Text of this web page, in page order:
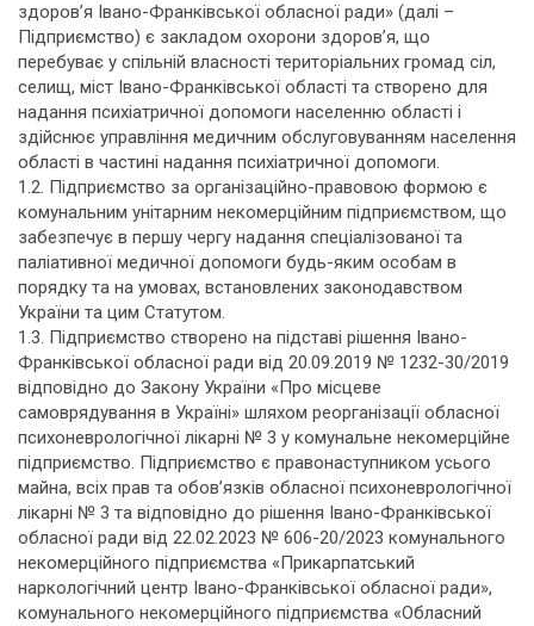
здоров’я Івано-Франківської обласної ради» (далі –
Підприємство) є закладом охорони здоров’я, що
перебуває у спільній власності територіальних громад сіл,
селищ, міст Івано-Франківської області та створено для
надання психіатричної допомоги населенню області і
здійснює управління медичним обслуговуванням населення
області в частині надання психіатричної допомоги.
1.2. Підприємство за організаційно-правовою формою є
комунальним унітарним некомерційним підприємством, що
забезпечує в першу чергу надання спеціалізованої та
паліативної медичної допомоги будь-яким особам в
порядку та на умовах, встановлених законодавством
України та цим Статутом.
1.3. Підприємство створено на підставі рішення Івано-
Франківської обласної ради від 20.09.2019 № 1232-30/2019
відповідно до Закону України «Про місцеве
самоврядування в Україні» шляхом реорганізації обласної
психоневрологічної лікарні № 3 у комунальне некомерційне
підприємство. Підприємство є правонаступником усього
майна, всіх прав та обов’язків обласної психоневрологічної
лікарні № 3 та відповідно до рішення Івано-Франківської
обласної ради від 22.02.2023 № 606-20/2023 комунального
некомерційного підприємства «Прикарпатський
наркологічний центр Івано-Франківської обласної ради»,
комунального некомерційного підприємства «Обласний